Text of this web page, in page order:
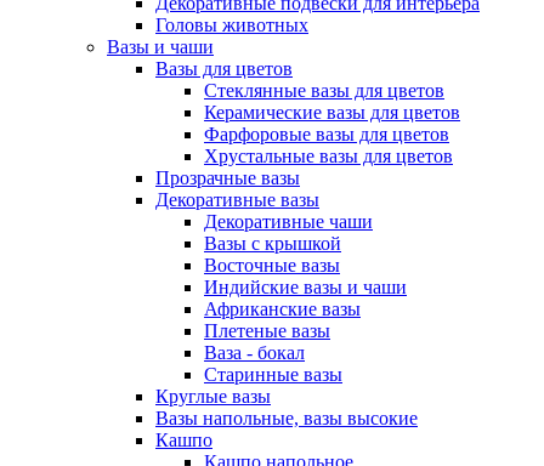
Головы животных
Вазы и чаши
Вазы для цветов
Стеклянные вазы для цветов
Керамические вазы для цветов
Фарфоровые вазы для цветов
Хрустальные вазы для цветов
Прозрачные вазы
Декоративные вазы
Декоративные чаши
Вазы с крышкой
Восточные вазы
Индийские вазы и чаши
Африканские вазы
Плетеные вазы
Ваза - бокал
Старинные вазы
Круглые вазы
Вазы напольные, вазы высокие
Кашпо
Кашпо напольное